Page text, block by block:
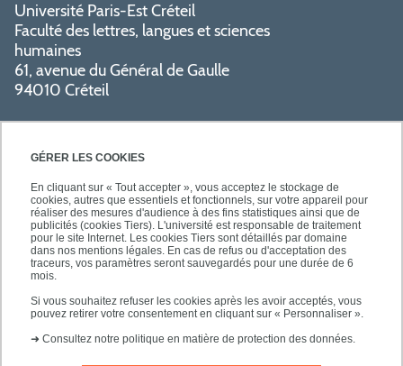
GÉRER LES COOKIES
En cliquant sur « Tout accepter », vous acceptez le stockage de
cookies, autres que essentiels et fonctionnels, sur votre appareil pour
réaliser des mesures d'audience à des fins statistiques ainsi que de
publicités (cookies Tiers). L'université est responsable de traitement
pour le site Internet. Les cookies Tiers sont détaillés par domaine
dans nos mentions légales. En cas de refus ou d'acceptation des
traceurs, vos paramètres seront sauvegardés pour une durée de 6
mois.
Si vous souhaitez refuser les cookies après les avoir acceptés, vous
pouvez retirer votre consentement en cliquant sur « Personnaliser ».
➜ Consultez notre politique en matière de protection des données.
Université Paris-Est Créteil
Faculté des lettres, langues et sciences
humaines
61, avenue du Général de Gaulle
94010 Créteil
PRATIQUE
NOS FORMATIONS